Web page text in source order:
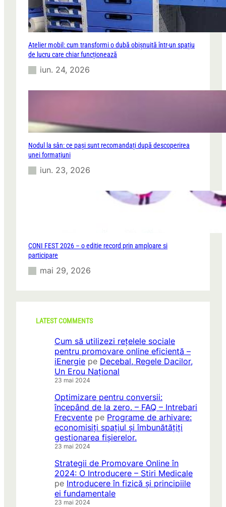
Atelier mobil: cum transformi o dubă obișnuită într-un spațiu
de lucru care chiar funcționează
iun. 24, 2026
Nodul la sân: ce pași sunt recomandați după descoperirea
unei formațiuni
iun. 23, 2026
CONI FEST 2026 – o editie record prin amploare si
participare
mai 29, 2026
LATEST COMMENTS
Cum să utilizezi rețelele sociale
pentru promovare online eficientă –
iEnergie pe Decebal, Regele Dacilor,
Un Erou Național
23 mai 2024
Optimizare pentru conversii:
începând de la zero. – FAQ – Intrebari
Frecvente pe Programe de arhivare:
economisiți spațiul și îmbunătățiți
gestionarea fișierelor.
23 mai 2024
Strategii de Promovare Online în
2024: O Introducere – Stiri Medicale
pe Introducere în fizică și principiile
ei fundamentale
23 mai 2024